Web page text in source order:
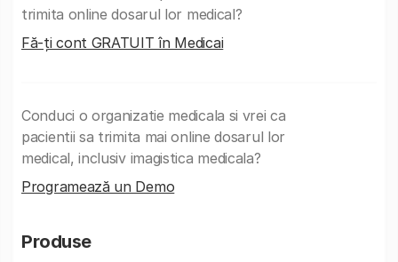
trimita online dosarul lor medical?
Fă-ți cont GRATUIT în Medicai
Conduci o organizatie medicala si vrei ca
pacientii sa trimita mai online dosarul lor
medical, inclusiv imagistica medicala?
Programează un Demo
Produse